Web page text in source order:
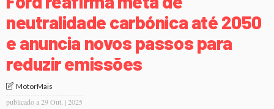
neutralidade carbónica até 2050
e anuncia novos passos para
reduzir emissões
MotorMais
publicado a29 Out. | 2025